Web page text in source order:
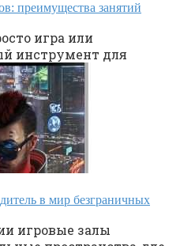
преимущества занятий
игра или
инструмент для
в мир безграничных
игровые залы